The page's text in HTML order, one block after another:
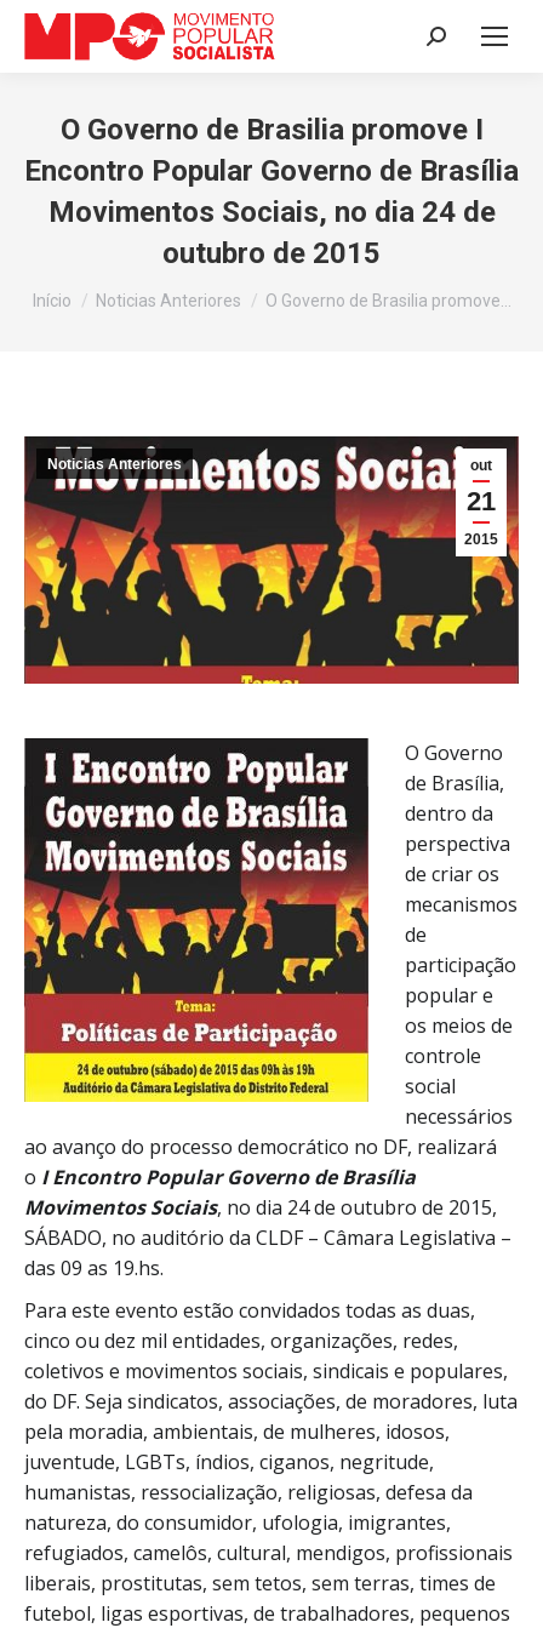
Search:
O Governo de Brasilia promove I
Encontro Popular Governo de Brasília
Movimentos Sociais, no dia 24 de
outubro de 2015
Você está aqui:
Início Noticias Anteriores O Governo de Brasilia promove…
out
21
2015
Noticias Anteriores
O Governo
de Brasília,
dentro da
perspectiva
de criar os
mecanismos
de
participação
popular e
os meios de
controle
social
necessários
ao avanço do processo democrático no DF, realizará
o I Encontro Popular Governo de Brasília
Movimentos Sociais, no dia 24 de outubro de 2015,
SÁBADO, no auditório da CLDF – Câmara Legislativa –
das 09 as 19.hs.
Para este evento estão convidados todas as duas,
cinco ou dez mil entidades, organizações, redes,
coletivos e movimentos sociais, sindicais e populares,
do DF. Seja sindicatos, associações, de moradores, luta
pela moradia, ambientais, de mulheres, idosos,
juventude, LGBTs, índios, ciganos, negritude,
humanistas, ressocialização, religiosas, defesa da
natureza, do consumidor, ufologia, imigrantes,
refugiados, camelôs, cultural, mendigos, profissionais
liberais, prostitutas, sem tetos, sem terras, times de
futebol, ligas esportivas, de trabalhadores, pequenos